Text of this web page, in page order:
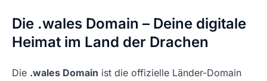
Die .wales Domain – Deine digitale
Heimat im Land der Drachen
Die .wales Domain ist die offizielle Länder-Domain